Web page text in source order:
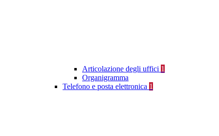
Articolazione degli uffici 1
Organigramma
Telefono e posta elettronica 1